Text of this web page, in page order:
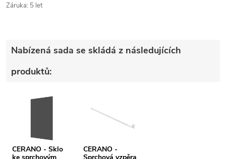
Záruka: 5 let
Nabízená sada se skládá z následujících
produktů:
CERANO - Sklo
CERANO -